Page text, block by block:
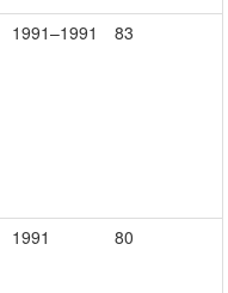
1991–1991 83
1991 80